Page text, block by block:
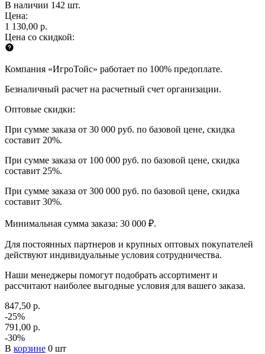
В наличии 142 шт.
Цена:
1 130,00 р.
Цена со скидкой:
Компания «ИгроТойс» работает по 100% предоплате.
Безналичный расчет на расчетный счет организации.
Оптовые скидки:
При сумме заказа от 30 000 руб. по базовой цене, скидка
составит 20%.
При сумме заказа от 100 000 руб. по базовой цене, скидка
составит 25%.
При сумме заказа от 300 000 руб. по базовой цене, скидка
составит 30%.
Минимальная сумма заказа: 30 000 ₽.
Для постоянных партнеров и крупных оптовых покупателей
действуют индивидуальные условия сотрудничества.
Наши менеджеры помогут подобрать ассортимент и
рассчитают наиболее выгодные условия для вашего заказа.
847,50 р.
-25%
791,00 р.
-30%
В корзине 0 шт